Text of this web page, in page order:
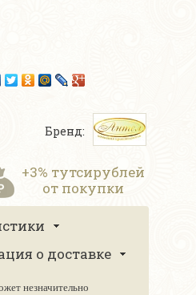
Бренд:
+3% тутсирублей
от покупки
о доставке
незначительно